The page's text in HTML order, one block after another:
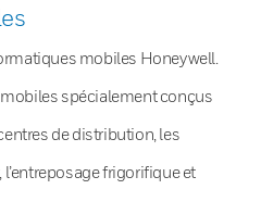
mobiles Honeywell.
spécialement conçus
de distribution, les
frigorifique et